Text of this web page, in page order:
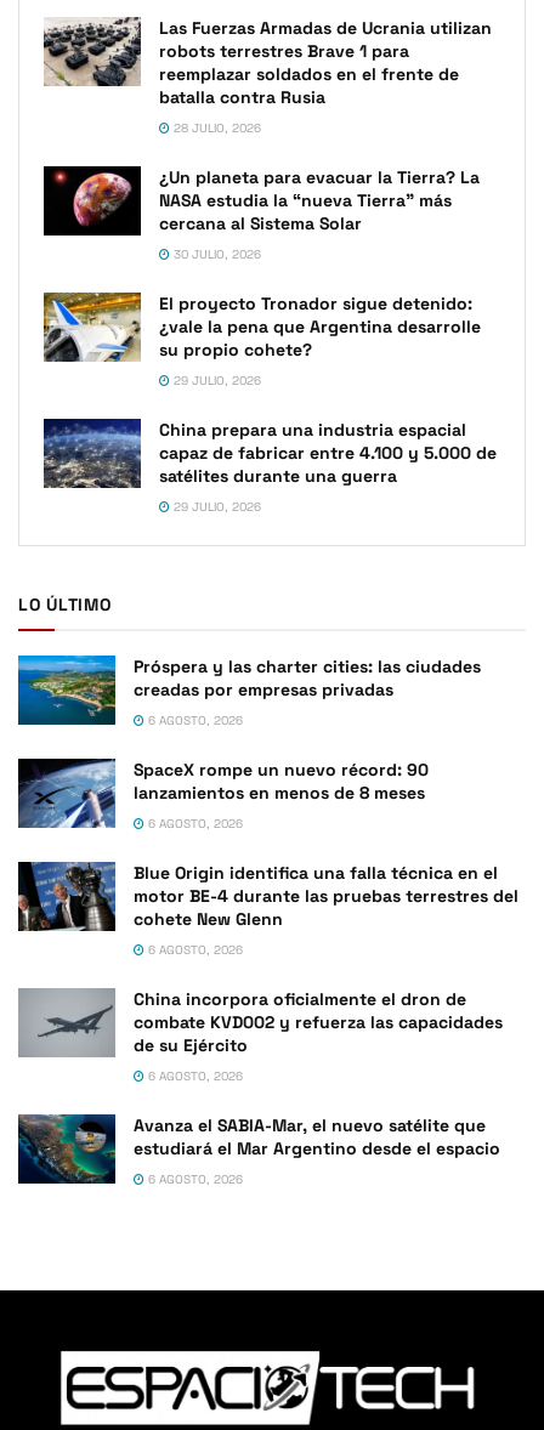
Las Fuerzas Armadas de Ucrania utilizan
robots terrestres Brave 1 para
reemplazar soldados en el frente de
batalla contra Rusia
28 JULIO, 2026
¿Un planeta para evacuar la Tierra? La
NASA estudia la “nueva Tierra” más
cercana al Sistema Solar
30 JULIO, 2026
El proyecto Tronador sigue detenido:
¿vale la pena que Argentina desarrolle
su propio cohete?
29 JULIO, 2026
China prepara una industria espacial
capaz de fabricar entre 4.100 y 5.000 de
satélites durante una guerra
29 JULIO, 2026
LO ÚLTIMO
Próspera y las charter cities: las ciudades
creadas por empresas privadas
6 AGOSTO, 2026
SpaceX rompe un nuevo récord: 90
lanzamientos en menos de 8 meses
6 AGOSTO, 2026
Blue Origin identifica una falla técnica en el
motor BE-4 durante las pruebas terrestres del
cohete New Glenn
6 AGOSTO, 2026
China incorpora oficialmente el dron de
combate KVD002 y refuerza las capacidades
de su Ejército
6 AGOSTO, 2026
Avanza el SABIA-Mar, el nuevo satélite que
estudiará el Mar Argentino desde el espacio
6 AGOSTO, 2026